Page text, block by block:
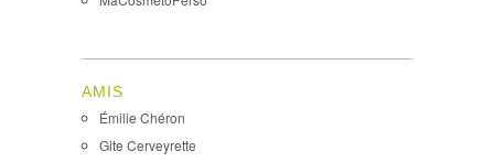
AMIS
Émilie Chéron
Gite Cerveyrette